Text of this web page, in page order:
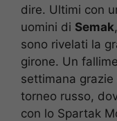
dire. Ultimi con
uomini di Semak
sono rivelati la
girone. Un
settimana grazie
torneo russo,
con lo Spartak